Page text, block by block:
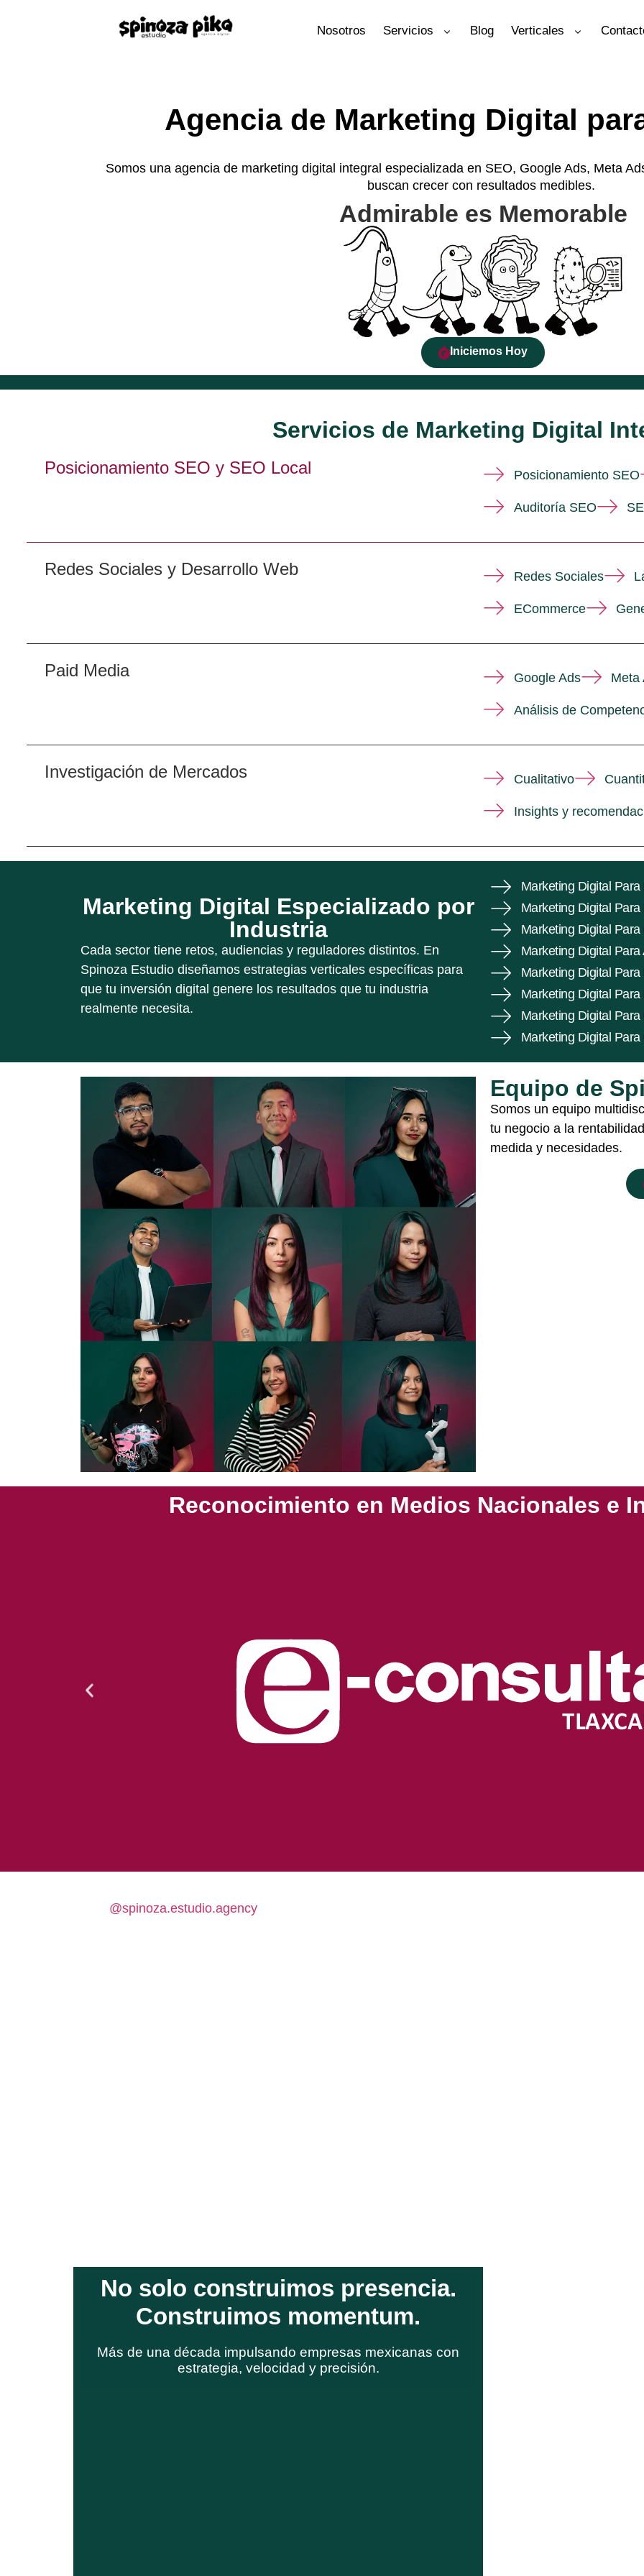
Nosotros Servicios Blog Verticales
Agencia de Marketing Digital
Somos una agencia de marketing digital integral especializada en SEO, Google Ads, Meta
buscan crecer con resultados medibles.
Admirable es Memorable
Iniciemos Hoy
Servicios de Marketing Digital
Posicionamiento SEO y SEO Local Posicionamiento SEO
Auditoría SEO
Redes Sociales y Desarrollo Web Redes Sociales
ECommerce
Paid Media Google Ads Meta
Análisis de
Investigación de Mercados Cualitativo
Insights y
Marketing Digital Especializado por
Industria
Cada sector tiene retos, audiencias y reguladores distintos. En
Spinoza Estudio diseñamos estrategias verticales específicas para
que tu inversión digital genere los resultados que tu industria
realmente necesita.
Marketing Digital
Marketing Digital
Marketing Digital
Marketing Digital Para
Marketing Digital Para
Marketing Digital
Marketing Digital
Marketing Digital
Equipo de
Somos un equipo
tu negocio a la
medida y necesidades.
Reconocimiento en Medios Nacionales e
@spinoza.estudio.agency
No solo construimos presencia.
Construimos momentum.
Más de una década impulsando empresas mexicanas con
estrategia, velocidad y precisión.